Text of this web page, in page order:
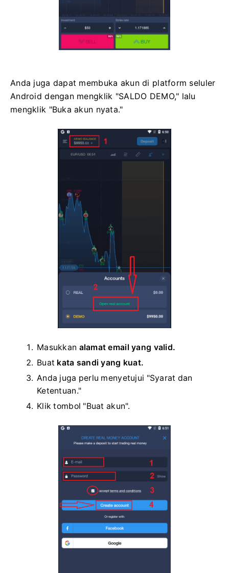
Anda juga dapat membuka akun di platform seluler
Android dengan mengklik "SALDO DEMO," lalu
mengklik "Buka akun nyata."
Masukkan alamat email yang valid.
Buat kata sandi yang kuat.
Anda juga perlu menyetujui "Syarat dan
Ketentuan."
Klik tombol "Buat akun".